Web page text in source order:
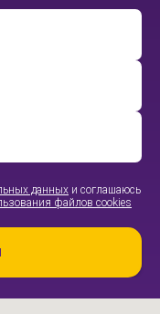
данных и соглашаюсь
файлов cookies